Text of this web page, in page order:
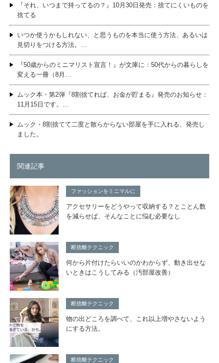
『それ、いつまで持ってるの？』10月30日発売：捨てにくいものを
捨てる
いつか使うかもしれない、と思うものを本当に使う方法、あるいは
見切りをつける方法。…
『50歳からのミニマリスト宣言！』が文庫に：50代からの暮らしを
変える一冊（8月…
ムック本・第2弾『8割捨てれば、お金が貯まる』発売のお知らせ：
11月15日です。…
ムック・8割捨てて二度と散らからない部屋を手に入れる、発売し
ました。
関連記事
ファッションをミニマルに
アクセサリーをどうやって収納する？とことん数
を減らせば、そんなことに悩む必要なし
断捨離テクニック
何から片付けたらいいのかわからず、動き出せな
いときはこうしてみる（汚部屋改善）
断捨離テクニック
物の出どころを調べて、これ以上増やさないよう
にする方法。
断捨離テクニック